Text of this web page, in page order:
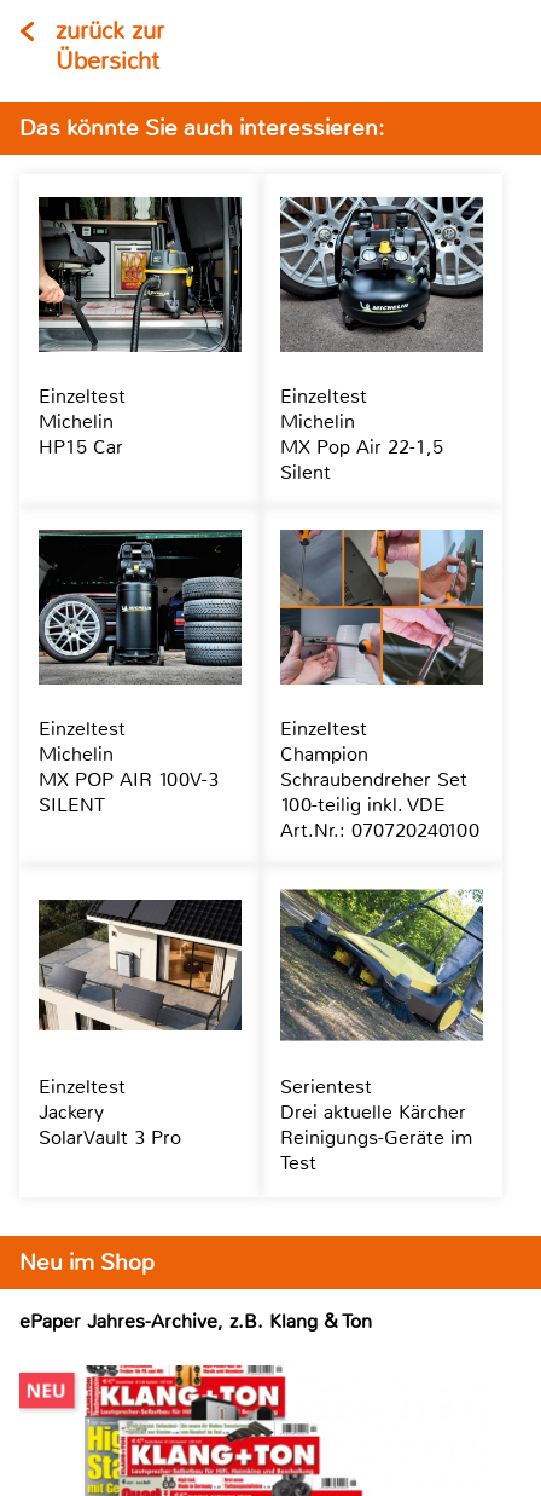
zurück zur
Übersicht
Neu im Shop
ePaper Jahres-Archive, z.B. Klang & Ton
Das könnte Sie auch interessieren:
Einzeltest
Michelin
HP15 Car
Einzeltest
Michelin
MX Pop Air 22-1,5
Silent
Einzeltest
Michelin
MX POP AIR 100V-3
SILENT
Einzeltest
Champion
Schraubendreher Set
100-teilig inkl. VDE
Art.Nr.: 070720240100
Einzeltest
Jackery
SolarVault 3 Pro
Serientest
Drei aktuelle Kärcher
Reinigungs-Geräte im
Test